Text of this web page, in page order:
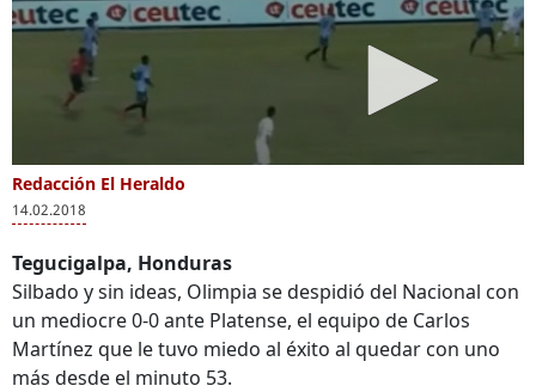
Redacción El Heraldo
14.02.2018
Tegucigalpa, Honduras
Silbado y sin ideas, Olimpia se despidió del Nacional con
un mediocre 0-0 ante Platense, el equipo de Carlos
Martínez que le tuvo miedo al éxito al quedar con uno
más desde el minuto 53.